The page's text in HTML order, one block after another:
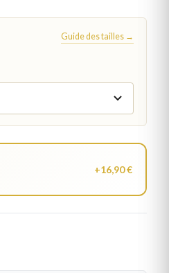
Guide des tailles →
+16,90 €